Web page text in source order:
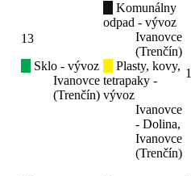
13
Sklo - vývoz
Ivanovce
(Trenčín)
Komunálny
odpad - vývoz
Ivanovce
(Trenčín)
Plasty, kovy,
tetrapaky -
vývoz
Ivanovce
- Dolina,
Ivanovce
(Trenčín)